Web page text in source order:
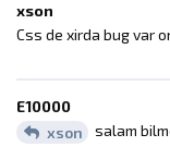
xson
Css de xirda bug var
E10000
xson
salam